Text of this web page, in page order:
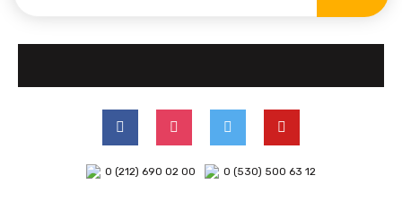
0 (212) 690 02 00 0 (530) 500 63 12